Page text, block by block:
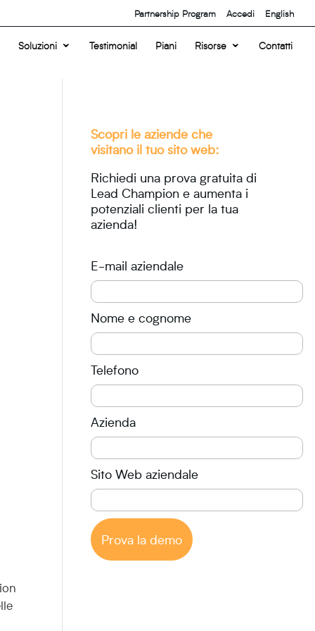
Partnership Program Accedi English
Soluzioni Testimonial Piani Risorse Contatti
Scopri le aziende che
visitano il tuo sito web:
Richiedi una prova gratuita di
Lead Champion e aumenta i
potenziali clienti per la tua
azienda!
E-mail aziendale
Nome e cognome
Telefono
Azienda
Sito Web aziendale
Prova la demo